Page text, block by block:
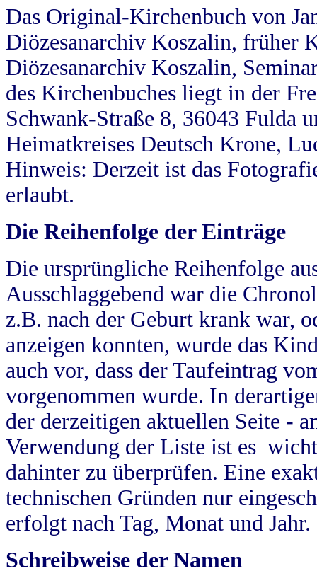
Das Original-Kirchenbuch von
Diözesanarchiv Koszalin, früher
Diözesanarchiv Koszalin,
des Kirchenbuches liegt in der
Schwank-Straße 8, 36043 Fulda
Heimatkreises Deutsch Krone,
Hinweis: Derzeit ist das
erlaubt.
Die Reihenfolge der Einträge
Die ursprüngliche Reihenfolge
Ausschlaggebend war die
z.B. nach der Geburt krank war,
anzeigen konnten, wurde das
auch vor, dass der Taufeintrag
vorgenommen wurde. In
der derzeitigen aktuellen Seite -
Verwendung der Liste ist es
dahinter zu überprüfen. Eine
technischen Gründen nur
erfolgt nach Tag, Monat und Jahr.
Schreibweise der Namen